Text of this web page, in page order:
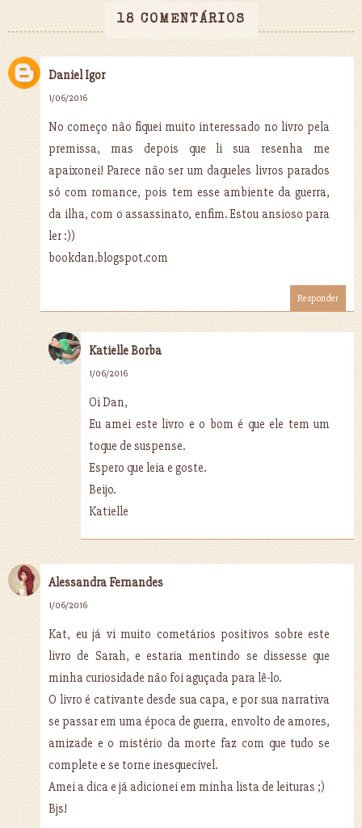
18 COMENTÁRIOS
Daniel Igor
1/06/2016
No começo não fiquei muito interessado no livro pela
premissa, mas depois que li sua resenha me
apaixonei! Parece não ser um daqueles livros parados
só com romance, pois tem esse ambiente da guerra,
da ilha, com o assassinato, enfim. Estou ansioso para
ler :))
bookdan.blogspot.com
Responder
Katielle Borba
1/06/2016
Oi Dan,
Eu amei este livro e o bom é que ele tem um
toque de suspense.
Espero que leia e goste.
Beijo.
Katielle
Alessandra Fernandes
1/06/2016
Kat, eu já vi muito cometários positivos sobre este
livro de Sarah, e estaria mentindo se dissesse que
minha curiosidade não foi aguçada para lê-lo.
O livro é cativante desde sua capa, e por sua narrativa
se passar em uma época de guerra, envolto de amores,
amizade e o mistério da morte faz com que tudo se
complete e se torne inesquecível.
Amei a dica e já adicionei em minha lista de leituras ;)
Bjs!